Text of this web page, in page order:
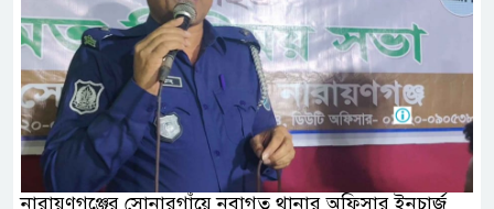
স্থিতিশীল সরকার,প্রবাসীদের বিনিয়োগের এখনই
নিচে গাঁজার ড্রাম, মাদক কারবারি আটক
বাজেট সংশোধনের দাবিতে ফরিদগঞ্জে অহিংস
নারায়ণগঞ্জের সোনারগাঁয়ে নবাগত থানার অফিসার ইনচার্জ